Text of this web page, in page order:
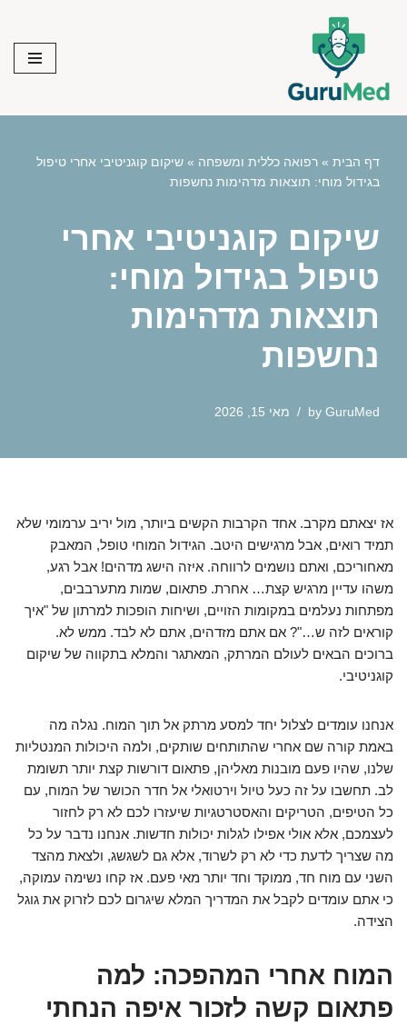
content
דף הבית » רפואה כללית ומשפחה » שיקום קוגניטיבי אחרי טיפול
בגידול מוחי: תוצאות מדהימות נחשפות
שיקום קוגניטיבי אחרי
טיפול בגידול מוחי:
תוצאות מדהימות
נחשפות
by GuruMed מאי 15, 2026
אז יצאתם מקרב. אחד הקרבות הקשים ביותר, מול יריב ערמומי שלא
תמיד רואים, אבל מרגישים היטב. הגידול המוחי טופל, המאבק
מאחוריכם, ואתם נושמים לרווחה. איזה הישג מדהים! אבל רגע,
משהו עדיין מרגיש קצת… אחרת. פתאום, שמות מתערבבים,
מפתחות נעלמים במקומות הזויים, ושיחות הופכות למרתון של "איך
קוראים לזה ש…"? אם אתם מזדהים, אתם לא לבד. ממש לא.
ברוכים הבאים לעולם המרתק, המאתגר והמלא בתקווה של שיקום
קוגניטיבי.
אנחנו עומדים לצלול יחד למסע מרתק אל תוך המוח. נגלה מה
באמת קורה שם אחרי שהתותחים שותקים, ולמה היכולות המנטליות
שלנו, שהיו פעם מובנות מאליהן, פתאום דורשות קצת יותר תשומת
לב. תחשבו על זה כעל טיול וירטואלי אל חדר הכושר של המוח, עם
כל הטיפים, הטריקים והאסטרטגיות שיעזרו לכם לא רק לחזור
לעצמכם, אלא אולי אפילו לגלות יכולות חדשות. אנחנו נדבר על כל
מה שצריך לדעת כדי לא רק לשרוד, אלא גם לשגשג, ולצאת מהצד
השני עם מוח חד, ממוקד וחד יותר מאי פעם. אז קחו נשימה עמוקה,
כי אתם עומדים לקבל את המדריך המלא שיגרום לכם לזרוק את גוגל
הצידה.
המוח אחרי המהפכה: למה
פתאום קשה לזכור איפה הנחתי